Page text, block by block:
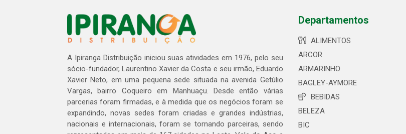
A Ipiranga Distribuição iniciou suas atividades em 1976, pelo seu
sócio-fundador, Laurentino Xavier da Costa e seu irmão, Eduardo
Xavier Neto, em uma pequena sede situada na avenida Getúlio
Vargas, bairro Coqueiro em Manhuaçu. Desde então várias
parcerias foram firmadas, e à medida que os negócios foram se
expandindo, novas sedes foram criadas e grandes indústrias,
nacionais e internacionais, foram se tornando parceiras, sendo
Departamentos
ALIMENTOS
ARCOR
ARMARINHO
BAGLEY-AYMORE
BEBIDAS
BELEZA
BIC